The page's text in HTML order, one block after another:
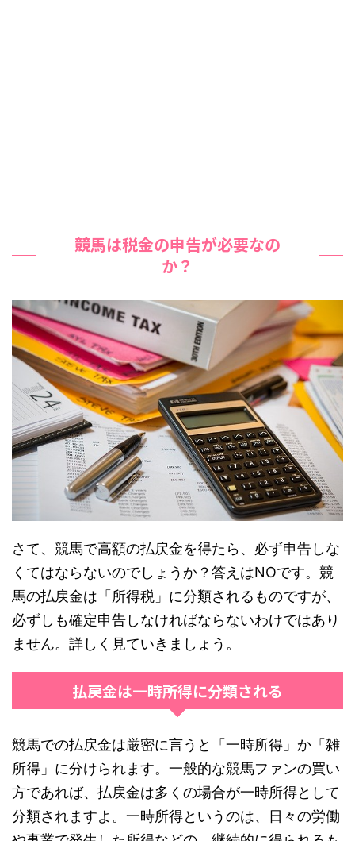
競馬は税金の申告が必要なの
か？
さて、競馬で高額の払戻金を得たら、必ず申告しな
くてはならないのでしょうか？答えはNOです。競
馬の払戻金は「所得税」に分類されるものですが、
必ずしも確定申告しなければならないわけではあり
ません。詳しく見ていきましょう。
払戻金は一時所得に分類される
競馬での払戻金は厳密に言うと「一時所得」か「雑
所得」に分けられます。一般的な競馬ファンの買い
方であれば、払戻金は多くの場合が一時所得として
分類されますよ。一時所得というのは、日々の労働